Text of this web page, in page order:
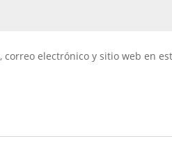
correo electrónico y sitio web en